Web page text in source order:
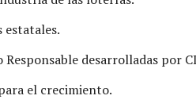
estatales.
desarrolladas por
el crecimiento.